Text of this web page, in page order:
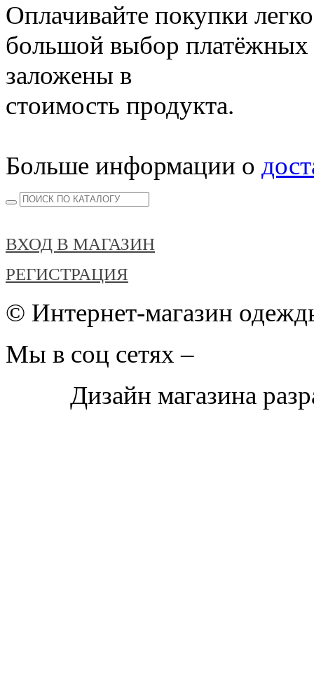
Оплачивайте покупки
большой выбор
заложены в
стоимость продукта.
Больше информации о
ВХОД В МАГАЗИН
РЕГИСТРАЦИЯ
© Интернет-магазин
Мы в соц сетях –
Дизайн магазина